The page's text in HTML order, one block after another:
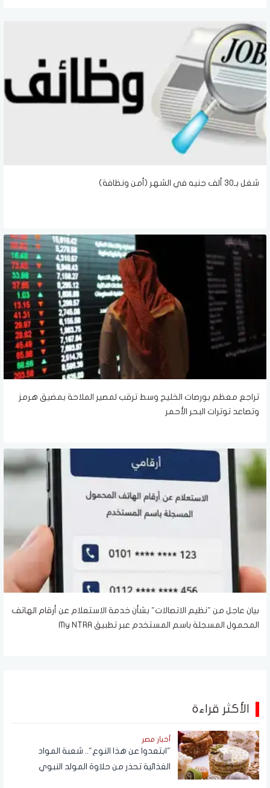
شغل بـ30 ألف جنيه في الشهر (أمن ونظافة)
تراجع معظم بورصات الخليج وسط ترقب لمصير الملاحة بمضيق هرمز
وتصاعد توترات البحر الأحمر
بيان عاجل من "نظيم الاتصالات" بشأن خدمة الاستعلام عن أرقام الهاتف
المحمول المسجلة باسم المستخدم عبر تطبيق My NTRA
الأكثر قراءة
أخبار مصر
"ابتعدوا عن هذا النوع".. شعبة المواد
الغذائية تحذر من حلاوة المولد النبوي